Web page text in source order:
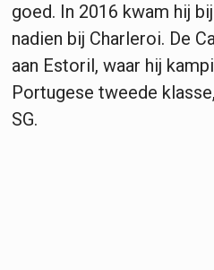
goed. In 2016 kwam hij
nadien bij Charleroi. De
aan Estoril, waar hij
Portugese tweede
SG.